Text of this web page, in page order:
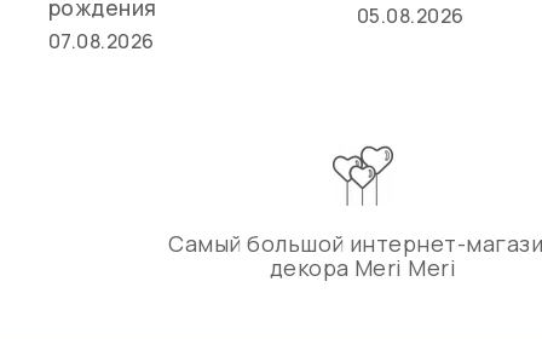
рождения
07.08.2026
05.08.2026
Самый большой интернет-
декора Meri Meri